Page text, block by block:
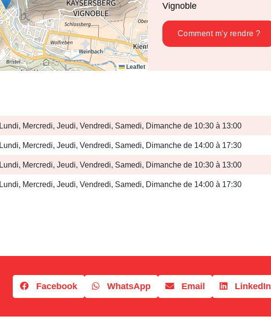
Leaflet
Vignoble
Comment m'y rendre ?
Lundi, Mercredi, Jeudi, Vendredi, Samedi, Dimanche de 10:30 à 13:00
Lundi, Mercredi, Jeudi, Vendredi, Samedi, Dimanche de 14:00 à 17:30
Lundi, Mercredi, Jeudi, Vendredi, Samedi, Dimanche de 10:30 à 13:00
Lundi, Mercredi, Jeudi, Vendredi, Samedi, Dimanche de 14:00 à 17:30
Facebook WhatsApp Email LinkedIn